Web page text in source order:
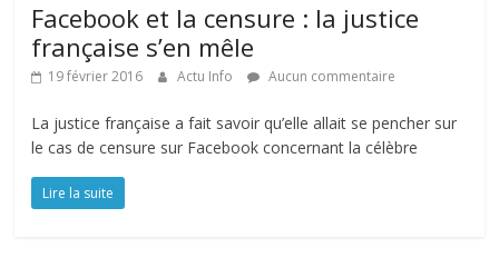
Facebook et la censure : la justice
française s’en mêle
19 février 2016 Actu Info Aucun commentaire
La justice française a fait savoir qu’elle allait se pencher sur
le cas de censure sur Facebook concernant la célèbre
Lire la suite